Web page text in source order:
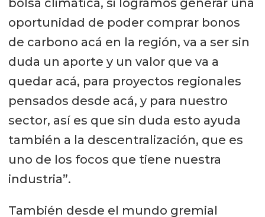
oportunidad de poder comprar bonos
de carbono acá en la región, va a ser sin
duda un aporte y un valor que va a
quedar acá, para proyectos regionales
pensados desde acá, y para nuestro
sector, así es que sin duda esto ayuda
también a la descentralización, que es
uno de los focos que tiene nuestra
industria”.
También desde el mundo gremial